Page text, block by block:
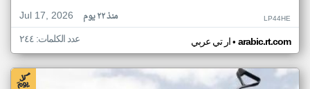
Jul 17, 2026
منذ ٢٢ يوم LP44HE
ار تي عربي• arabic.rt.com عدد الكلمات: ٢٤٤